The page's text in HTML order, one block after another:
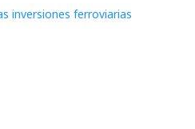
inversiones ferroviarias